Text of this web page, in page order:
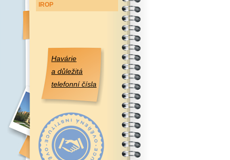
IROP
Havárie
a důležitá
telefonní čísla